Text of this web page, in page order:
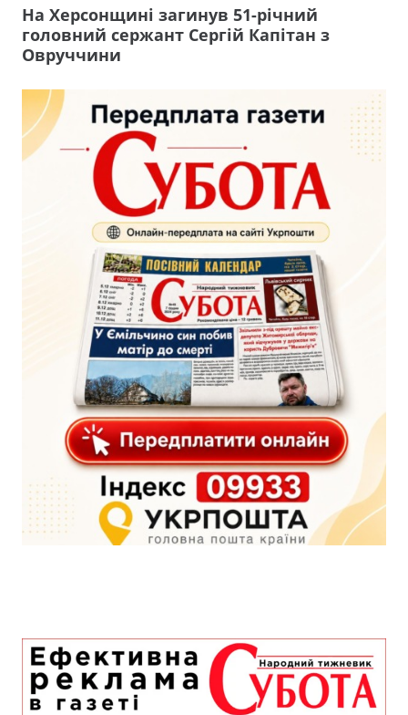
На Херсонщині загинув 51-річний
головний сержант Сергій Капітан з
Овруччини